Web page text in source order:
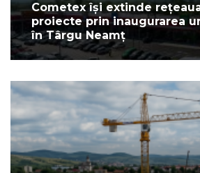
Cometex își extinde
proiecte prin inaugurarea
în Târgu Neamț